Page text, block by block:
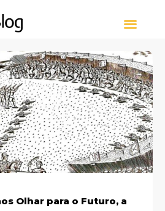
Olhar para o Futuro, a